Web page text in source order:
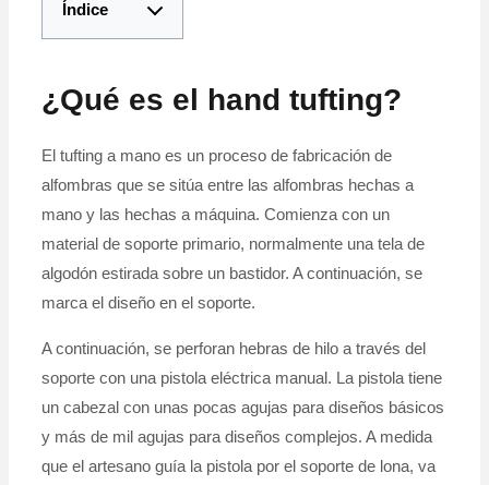
Índice
¿Qué es el hand tufting?
El tufting a mano es un proceso de fabricación de
alfombras que se sitúa entre las alfombras hechas a
mano y las hechas a máquina. Comienza con un
material de soporte primario, normalmente una tela de
algodón estirada sobre un bastidor. A continuación, se
marca el diseño en el soporte.
A continuación, se perforan hebras de hilo a través del
soporte con una pistola eléctrica manual. La pistola tiene
un cabezal con unas pocas agujas para diseños básicos
y más de mil agujas para diseños complejos. A medida
que el artesano guía la pistola por el soporte de lona, va